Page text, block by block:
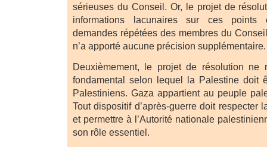
sérieuses du Conseil. Or, le projet de
informations lacunaires sur ces points
demandes répétées des membres du
n’a apporté aucune précision
Deuxièmement, le projet de résolution ne
fondamental selon lequel la Palestine doit
Palestiniens. Gaza appartient au peuple
Tout dispositif d’après-guerre doit respecter
et permettre à l’Autorité nationale
son rôle essentiel.